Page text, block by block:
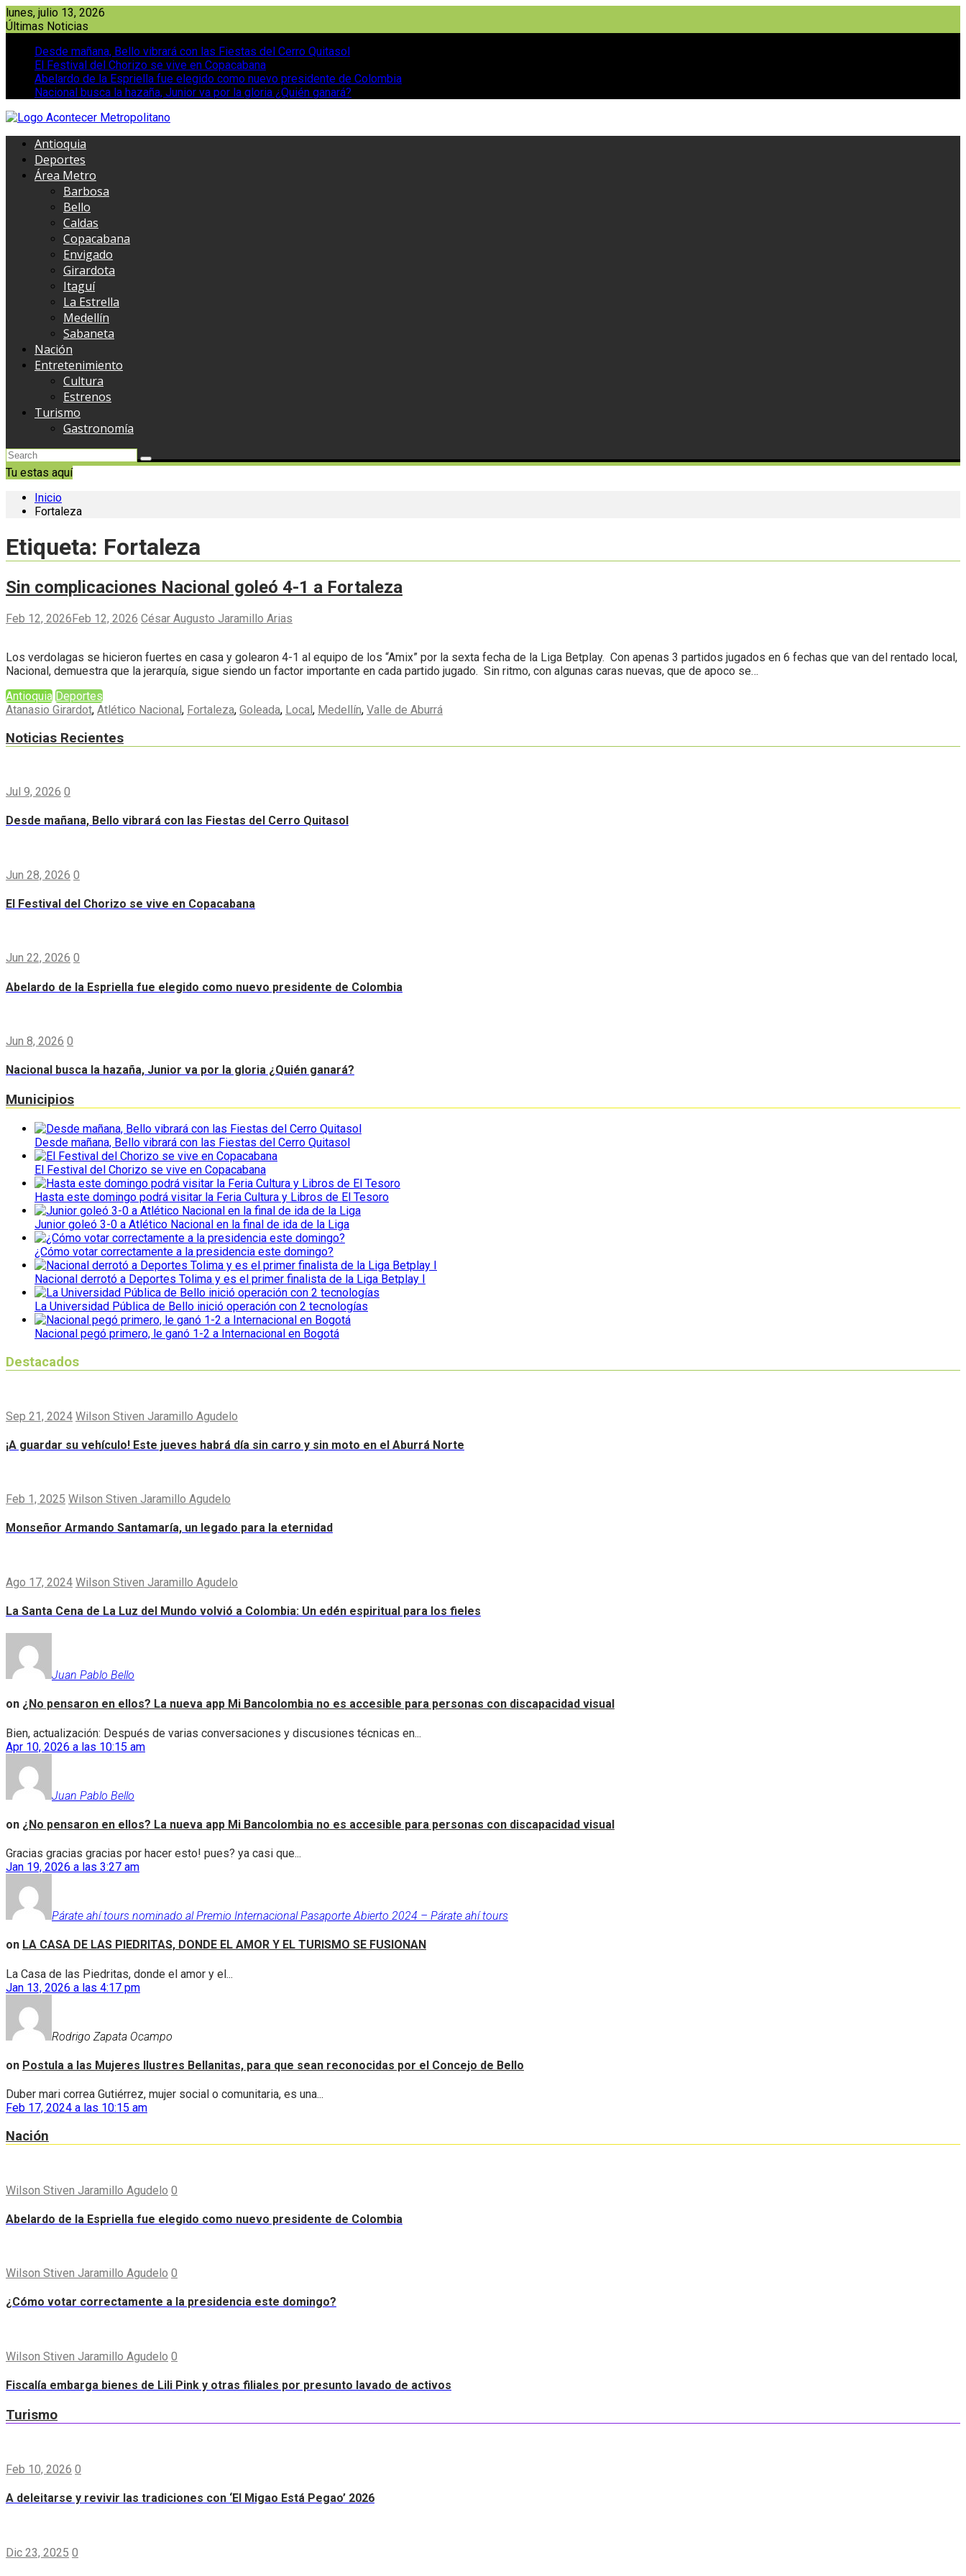
Saltar
al
lunes, julio 13, 2026
Últimas Noticias
Desde mañana, Bello vibrará con las Fiestas del Cerro Quitasol
El Festival del Chorizo se vive en Copacabana
Abelardo de la Espriella fue elegido como nuevo presidente de Colombia
Nacional busca la hazaña, Junior va por la gloria ¿Quién ganará?
Antioquia
Deportes
Área Metro
Barbosa
Bello
Caldas
Copacabana
Envigado
Girardota
Itaguí
La Estrella
Medellín
Sabaneta
Nación
Entretenimiento
Cultura
Estrenos
Turismo
Gastronomía
Tu estas aquí
Inicio
Fortaleza
Etiqueta: Fortaleza
Sin complicaciones Nacional goleó 4-1 a Fortaleza
Feb 12, 2026Feb 12, 2026 César Augusto Jaramillo Arias
Los verdolagas se hicieron fuertes en casa y golearon 4-1 al equipo de los “Amix” por la sexta fecha de la Liga Betplay. Con apenas 3 partidos jugados en 6 fechas que van del rentado local,
Nacional, demuestra que la jerarquía, sigue siendo un factor importante en cada partido jugado. Sin ritmo, con algunas caras nuevas, que de apoco se…
Antioquia Deportes
Atanasio Girardot, Atlético Nacional, Fortaleza, Goleada, Local, Medellín, Valle de Aburrá
Noticias Recientes
Jul 9, 2026 0
Desde mañana, Bello vibrará con las Fiestas del Cerro Quitasol
Jun 28, 2026 0
El Festival del Chorizo se vive en Copacabana
Jun 22, 2026 0
Abelardo de la Espriella fue elegido como nuevo presidente de Colombia
Jun 8, 2026 0
Nacional busca la hazaña, Junior va por la gloria ¿Quién ganará?
Municipios
Desde mañana, Bello vibrará con las Fiestas del Cerro Quitasol
El Festival del Chorizo se vive en Copacabana
Hasta este domingo podrá visitar la Feria Cultura y Libros de El Tesoro
Junior goleó 3-0 a Atlético Nacional en la final de ida de la Liga
¿Cómo votar correctamente a la presidencia este domingo?
Nacional derrotó a Deportes Tolima y es el primer finalista de la Liga Betplay I
La Universidad Pública de Bello inició operación con 2 tecnologías
Nacional pegó primero, le ganó 1-2 a Internacional en Bogotá
Destacados
Sep 21, 2024 Wilson Stiven Jaramillo Agudelo
¡A guardar su vehículo! Este jueves habrá día sin carro y sin moto en el Aburrá Norte
Feb 1, 2025 Wilson Stiven Jaramillo Agudelo
Monseñor Armando Santamaría, un legado para la eternidad
Ago 17, 2024 Wilson Stiven Jaramillo Agudelo
La Santa Cena de La Luz del Mundo volvió a Colombia: Un edén espiritual para los fieles
Juan Pablo Bello
on ¿No pensaron en ellos? La nueva app Mi Bancolombia no es accesible para personas con discapacidad visual
Bien, actualización: Después de varias conversaciones y discusiones técnicas en...
Apr 10, 2026 a las 10:15 am
Juan Pablo Bello
on ¿No pensaron en ellos? La nueva app Mi Bancolombia no es accesible para personas con discapacidad visual
Gracias gracias gracias por hacer esto! pues? ya casi que...
Jan 19, 2026 a las 3:27 am
Párate ahí tours nominado al Premio Internacional Pasaporte Abierto 2024 – Párate ahí tours
on LA CASA DE LAS PIEDRITAS, DONDE EL AMOR Y EL TURISMO SE FUSIONAN
La Casa de las Piedritas, donde el amor y el...
Jan 13, 2026 a las 4:17 pm
Rodrigo Zapata Ocampo
on Postula a las Mujeres Ilustres Bellanitas, para que sean reconocidas por el Concejo de Bello
Duber mari correa Gutiérrez, mujer social o comunitaria, es una...
Feb 17, 2024 a las 10:15 am
Nación
Wilson Stiven Jaramillo Agudelo 0
Abelardo de la Espriella fue elegido como nuevo presidente de Colombia
Wilson Stiven Jaramillo Agudelo 0
¿Cómo votar correctamente a la presidencia este domingo?
Wilson Stiven Jaramillo Agudelo 0
Fiscalía embarga bienes de Lili Pink y otras filiales por presunto lavado de activos
Turismo
Feb 10, 2026 0
A deleitarse y revivir las tradiciones con ‘El Migao Está Pegao’ 2026
Dic 23, 2025 0